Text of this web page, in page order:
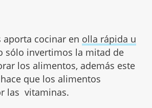
aporta cocinar en olla rápida u
sólo invertimos la mitad de
los alimentos, además este
que los alimentos
las vitaminas.